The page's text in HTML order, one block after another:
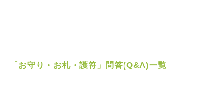
「お守り・お札・護符」問答(Q&A)一覧